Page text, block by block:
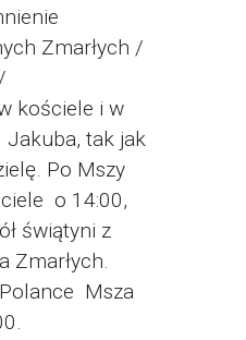
Zmarłych /
kościele i w
Jakuba, tak jak
Po Mszy
o 14:00,
świątyni z
Zmarłych.
Msza